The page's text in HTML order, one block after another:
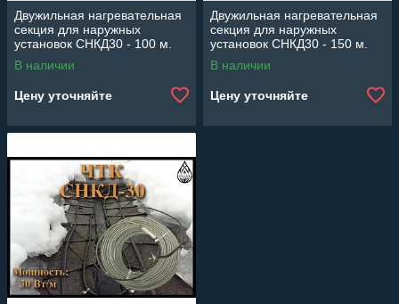
Двужильная нагревательная
секция для наружных
установок СНКД30 - 100 м.
(Длина: 100 м., мощность:
3000 Вт)
В наличии
Цену уточняйте
Двужильная нагревательная
секция для наружных
установок СНКД30 - 150 м.
(Длина: 150 м., мощность:
4500 Вт)
В наличии
Цену уточняйте